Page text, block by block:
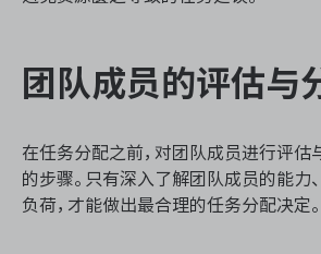
团队成员的评估与
在任务分配之前，对团队成员进行评估
的步骤。只有深入了解团队成员的能力
负荷，才能做出最合理的任务分配决定。